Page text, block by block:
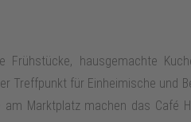
hausgemachte
Treffpunkt für Einheimische und
am Marktplatz machen das Café